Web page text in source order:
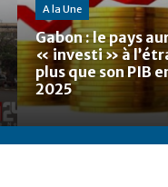
A la Une
Gabon : le pays
« investi » à
plus que son PIB
2025